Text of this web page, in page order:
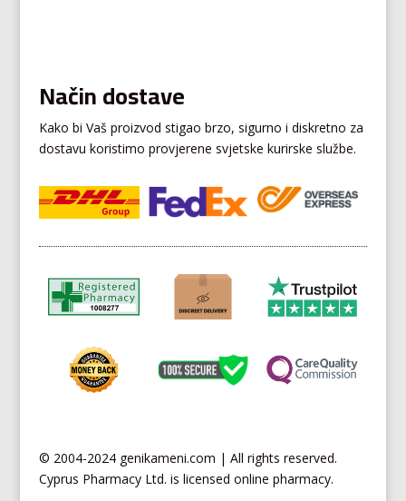
Način dostave
Kako bi Vaš proizvod stigao brzo, sigurno i diskretno za
dostavu koristimo provjerene svjetske kurirske službe.
© 2004-2024 genikameni.com | All rights reserved.
Cyprus Pharmacy Ltd. is licensed online pharmacy.